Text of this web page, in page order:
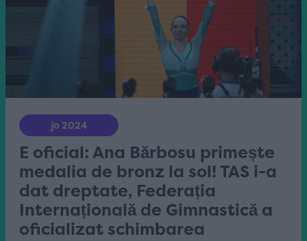
jo 2024
E oficial: Ana Bărbosu primește
medalia de bronz la sol! TAS i-a
dat dreptate, Federația
Internațională de Gimnastică a
oficializat schimbarea